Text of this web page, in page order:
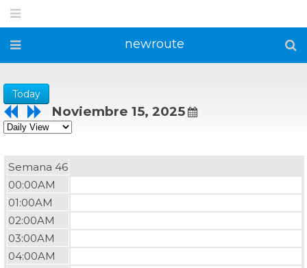
newroute
Today
Noviembre 15, 2025
Semana 46
00:00AM
01:00AM
02:00AM
03:00AM
04:00AM